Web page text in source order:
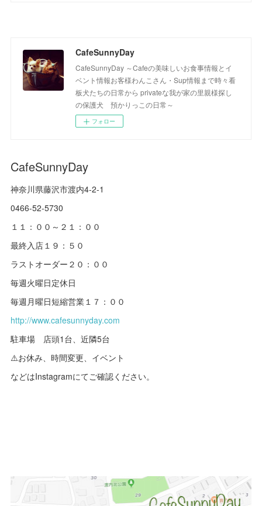
CafeSunnyDay
CafeSunnyDay ～Cafeの美味しいお食事情報とイ
ベント情報お客様わんこさん・Sup情報まで時々看
板犬たちの日常から privateな我が家の里親様探し
の保護犬 預かりっこの日常～
フォロー
CafeSunnyDay
神奈川県藤沢市渡内4-2-1
0466-52-5730
１１：００～２１：００
最終入店１９：５０
ラストオーダー２０：００
毎週火曜日定休日
毎週月曜日短縮営業１７：００
http://www.cafesunnyday.com
駐車場 店頭1台、近隣5台
⚠️お休み、時間変更、イベント
などはInstagramにてご確認ください。